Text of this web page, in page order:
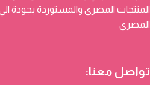
المنتجات المصرى والمستوردة
المصرى
تواصل معنا: